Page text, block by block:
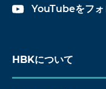
YouTubeをフォ
HBKについて